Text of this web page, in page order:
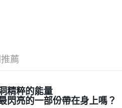
薦
精粹的能量
閃亮的一部份帶在身上嗎？